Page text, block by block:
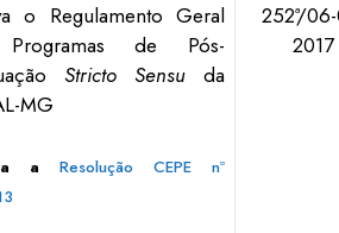
o Regulamento Geral
de Pós-
Stricto Sensu da
MG
a Resolução CEPE nº
252ª/
2017